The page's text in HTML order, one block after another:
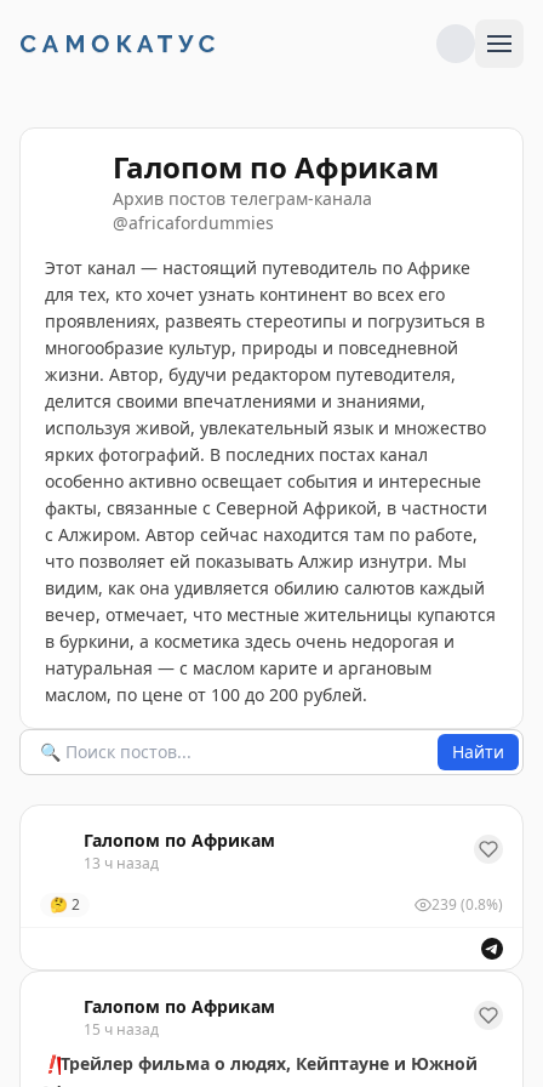
Галопом по Африкам
Архив постов телеграм-канала
@africafordummies
Этот канал — настоящий путеводитель по Африке
для тех, кто хочет узнать континент во всех его
проявлениях, развеять стереотипы и погрузиться в
многообразие культур, природы и повседневной
жизни. Автор, будучи редактором путеводителя,
делится своими впечатлениями и знаниями,
используя живой, увлекательный язык и множество
ярких фотографий. В последних постах канал
особенно активно освещает события и интересные
факты, связанные с Северной Африкой, в частности
с Алжиром. Автор сейчас находится там по работе,
что позволяет ей показывать Алжир изнутри. Мы
видим, как она удивляется обилию салютов каждый
вечер, отмечает, что местные жительницы купаются
в буркини, а косметика здесь очень недорогая и
натуральная — с маслом карите и аргановым
маслом, по цене от 100 до 200 рублей.
Найти
Галопом по Африкам
13 ч назад
🤔 2 239 (0.8%)
Галопом по Африкам
15 ч назад
❗️Трейлер фильма о людях, Кейптауне и Южной